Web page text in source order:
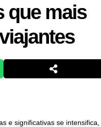
que mais
e significativas se intensifica,